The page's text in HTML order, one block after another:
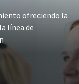
ofreciendo la
línea de